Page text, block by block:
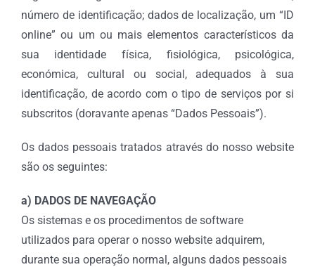
número de identificação; dados de localização, um “ID
online” ou um ou mais elementos característicos da
sua identidade física, fisiológica, psicológica,
económica, cultural ou social, adequados à sua
identificação, de acordo com o tipo de serviços por si
subscritos (doravante apenas “Dados Pessoais”).
Os dados pessoais tratados através do nosso website
são os seguintes:
a) DADOS DE NAVEGAÇÃO
Os sistemas e os procedimentos de software
utilizados para operar o nosso website adquirem,
durante sua operação normal, alguns dados pessoais